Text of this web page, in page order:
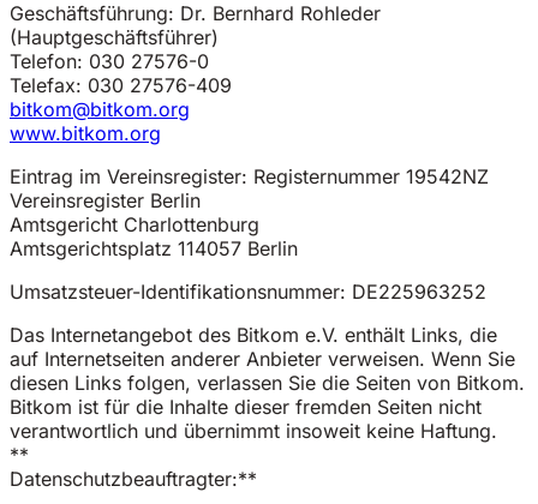
Geschäftsführung: Dr. Bernhard Rohleder
(Hauptgeschäftsführer)
Telefon: 030 27576-0
Telefax: 030 27576-409
bitkom@bitkom.org
www.bitkom.org
Eintrag im Vereinsregister: Registernummer 19542NZ
Vereinsregister Berlin
Amtsgericht Charlottenburg
Amtsgerichtsplatz 114057 Berlin
Umsatzsteuer-Identifikationsnummer: DE225963252
Das Internetangebot des Bitkom e.V. enthält Links, die
auf Internetseiten anderer Anbieter verweisen. Wenn Sie
diesen Links folgen, verlassen Sie die Seiten von Bitkom.
Bitkom ist für die Inhalte dieser fremden Seiten nicht
verantwortlich und übernimmt insoweit keine Haftung.
**
Datenschutzbeauftragter:**